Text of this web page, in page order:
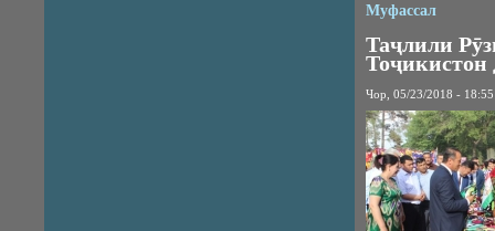
Муфассал
Таҷлили
Тоҷикистон
Чор, 05/23/2018 - 18:55